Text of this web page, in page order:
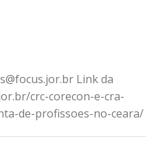
Link da
crc-corecon-e-cra-
de-profissoes-no-ceara/